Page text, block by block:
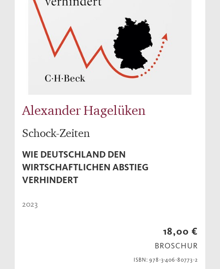
Alexander Hagelüken
Schock-Zeiten
WIE DEUTSCHLAND DEN
WIRTSCHAFTLICHEN ABSTIEG
VERHINDERT
2023
18,00 €
BROSCHUR
ISBN: 978-3-406-80773-2